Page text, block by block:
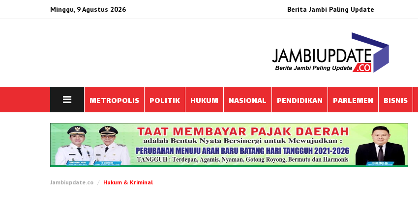
Minggu, 9 Agustus 2026 Berita Jambi Paling Update
METROPOLIS POLITIK HUKUM NASIONAL PENDIDIKAN PARLEMEN BISNIS
Jambiupdate.co Hukum & Kriminal